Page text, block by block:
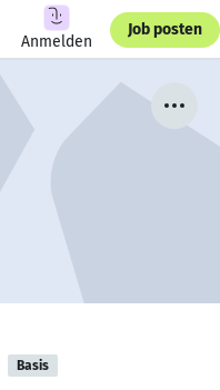
Anmelden
Job posten
Basis